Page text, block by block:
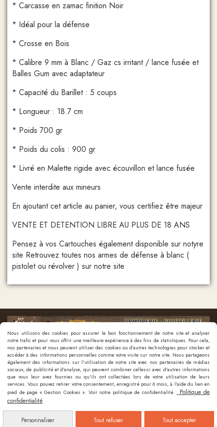
* Carcasse en zamac finition Noir
* Idéal pour la défense
* Crosse en Bois
* Calibre 9 mm à Blanc / Gaz cs irritant / lance fusée et
Balles Gum avec adaptateur
* Capacité du Barillet : 5 coups
* Longueur : 18.7 cm
* Poids 700 gr
* Poids du colis : 900 gr
* Livré en Malette rigide avec écouvillon et lance fusée
Vente interdite aux mineurs
En ajoutant cet article au panier, vous certifiez être majeur
VENTE ET DETENTION LIBRE AU PLUS DE 18 ANS
Pensez à vos Cartouches également disponible sur notyre
site Retrouvez toutes nos armes de défense à blanc (
pistolet ou révolver ) sur notre site
Nous contacter
Mentions Légales Politique de confidentialité Gestion cookies Mon
Créer un site internet
Nous utilisons des cookies pour assurer le bon fonctionnement de notre site et analyser
notre trafic et pour vous offrir une meilleure expérience à des fins de statistiques. Pour cela,
nos partenaires et nous peuvent utiliser des cookies ou d'autres technologies pour stocker et
accéder à des informations personnelles comme votre visite sur notre site. Nous partageons
également des informations sur l'utilisation de notre site avec nos partenaires de médias
sociaux, de publicité et d'analyse, qui peuvent combiner celles-ci avec d'autres informations
que vous leur avez fournies ou qu'ils ont collectées lors de votre utilisation de leurs
services. Vous pouvez retirer votre consentement, enregistré pour 6 mois, à l'aide du lien en
pied de page « Gestion Cookies ». Voir notre politique de confidentialité : Politique de
confidentialité
Personnaliser Tout refuser Tout accepter